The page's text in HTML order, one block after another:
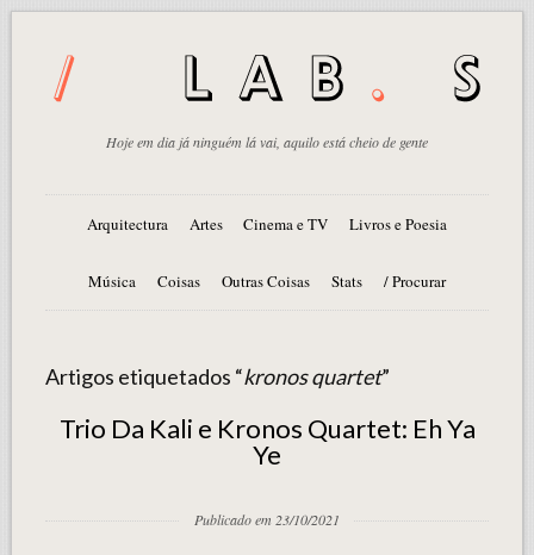
Hoje em dia já ninguém lá vai, aquilo está cheio de gente
Arquitectura Artes Cinema e TV Livros e Poesia
Música Coisas Outras Coisas Stats / Procurar
Artigos etiquetados “kronos quartet”
Trio Da Kali e Kronos Quartet: Eh Ya
Ye
Publicado em 23/10/2021